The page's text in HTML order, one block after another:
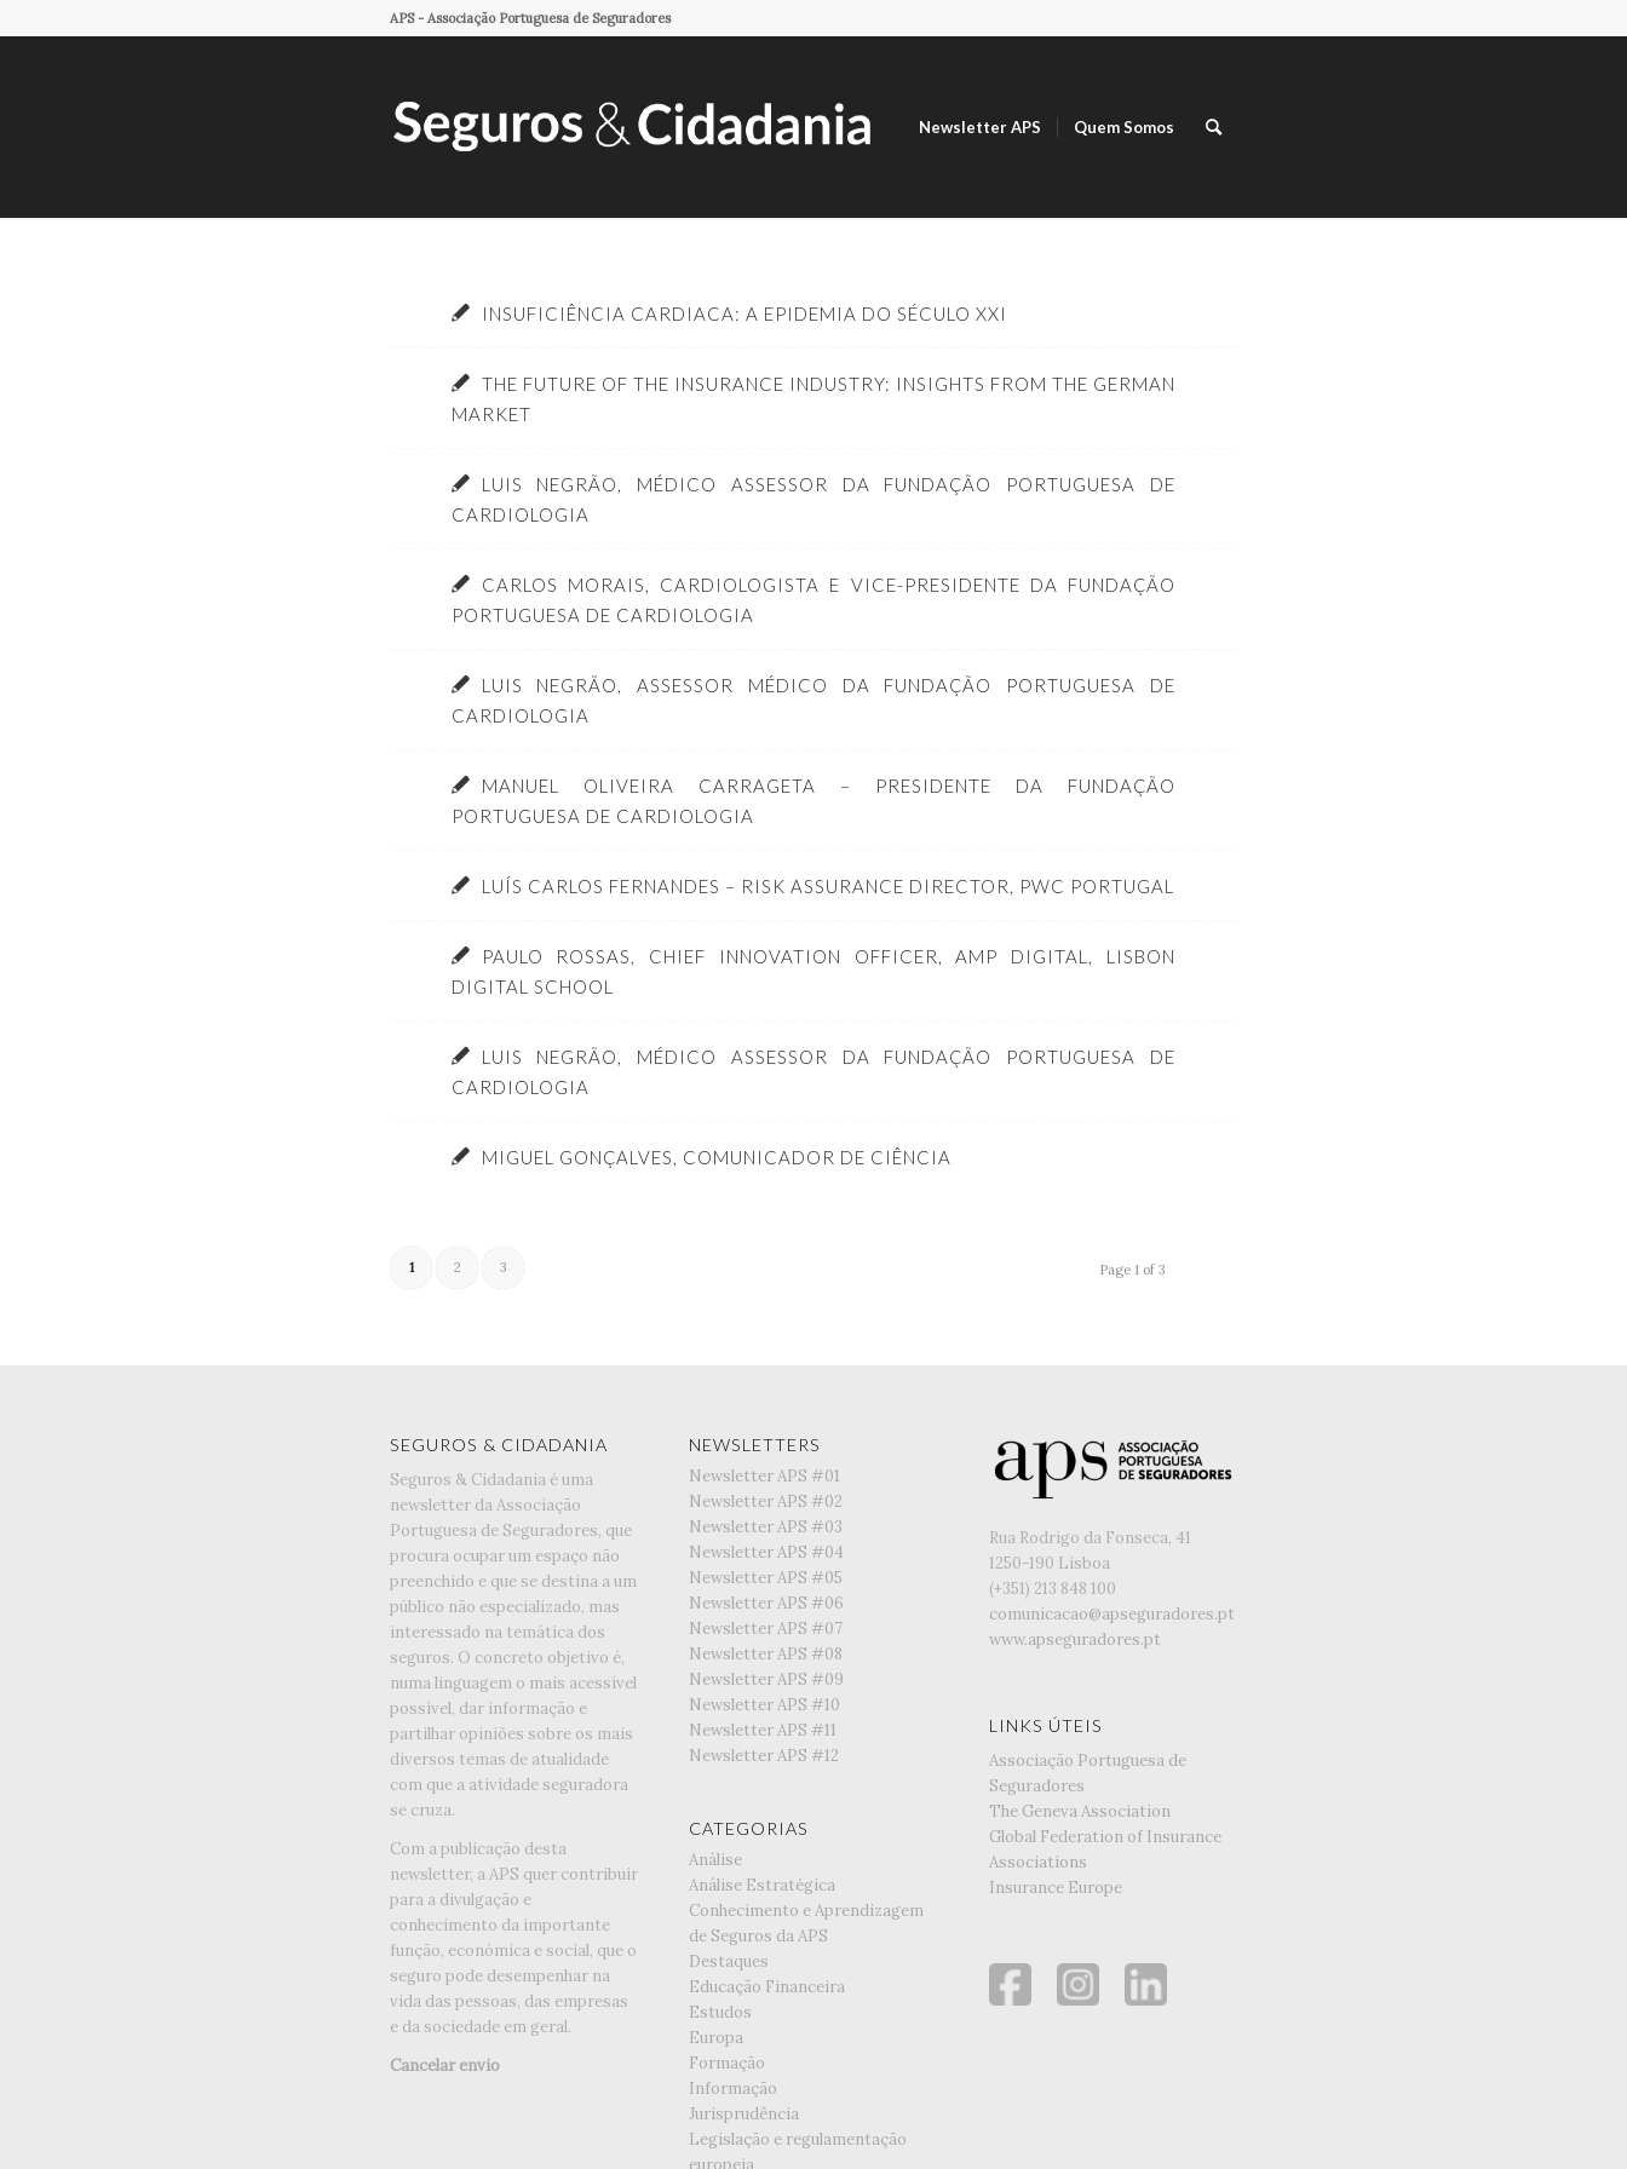
APS - Associação Portuguesa de Seguradores
Newsletter APS Quem Somos
INSUFICIÊNCIA CARDIACA: A EPIDEMIA DO SÉCULO XXI
THE FUTURE OF THE INSURANCE INDUSTRY: INSIGHTS FROM THE GERMAN
MARKET
LUIS NEGRÃO, MÉDICO ASSESSOR DA FUNDAÇÃO PORTUGUESA DE
CARDIOLOGIA
CARLOS MORAIS, CARDIOLOGISTA E VICE-PRESIDENTE DA FUNDAÇÃO
PORTUGUESA DE CARDIOLOGIA
LUIS NEGRÃO, ASSESSOR MÉDICO DA FUNDAÇÃO PORTUGUESA DE
CARDIOLOGIA
MANUEL OLIVEIRA CARRAGETA – PRESIDENTE DA FUNDAÇÃO
PORTUGUESA DE CARDIOLOGIA
LUÍS CARLOS FERNANDES – RISK ASSURANCE DIRECTOR, PWC PORTUGAL
PAULO ROSSAS, CHIEF INNOVATION OFFICER, AMP DIGITAL, LISBON
DIGITAL SCHOOL
LUIS NEGRÃO, MÉDICO ASSESSOR DA FUNDAÇÃO PORTUGUESA DE
CARDIOLOGIA
MIGUEL GONÇALVES, COMUNICADOR DE CIÊNCIA
Page 1 of 3
1 2 3
SEGUROS & CIDADANIA
Seguros & Cidadania é uma
newsletter da Associação
Portuguesa de Seguradores, que
procura ocupar um espaço não
preenchido e que se destina a um
público não especializado, mas
interessado na temática dos
seguros. O concreto objetivo é,
numa linguagem o mais acessível
possível, dar informação e
partilhar opiniões sobre os mais
diversos temas de atualidade
com que a atividade seguradora
se cruza.
Com a publicação desta
newsletter, a APS quer contribuir
para a divulgação e
conhecimento da importante
função, económica e social, que o
seguro pode desempenhar na
vida das pessoas, das empresas
e da sociedade em geral.
Cancelar envio
NEWSLETTERS
Newsletter APS #01
Newsletter APS #02
Newsletter APS #03
Newsletter APS #04
Newsletter APS #05
Newsletter APS #06
Newsletter APS #07
Newsletter APS #08
Newsletter APS #09
Newsletter APS #10
Newsletter APS #11
Newsletter APS #12
CATEGORIAS
Análise
Análise Estratégica
Conhecimento e Aprendizagem
de Seguros da APS
Destaques
Educação Financeira
Estudos
Europa
Formação
Informação
Jurisprudência
Legislação e regulamentação
Rua Rodrigo da Fonseca, 41
1250-190 Lisboa
(+351) ‭213 848 100
comunicacao@apseguradores.pt
www.apseguradores.pt
LINKS ÚTEIS
Associação Portuguesa de
Seguradores
The Geneva Association
Global Federation of Insurance
Associations
Insurance Europe